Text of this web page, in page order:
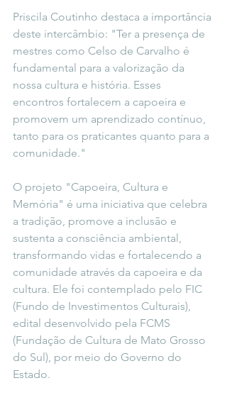
Priscila Coutinho destaca a importância
deste intercâmbio: "Ter a presença de
mestres como Celso de Carvalho é
fundamental para a valorização da
nossa cultura e história. Esses
encontros fortalecem a capoeira e
promovem um aprendizado contínuo,
tanto para os praticantes quanto para a
comunidade."
O projeto "Capoeira, Cultura e
Memória" é uma iniciativa que celebra
a tradição, promove a inclusão e
sustenta a consciência ambiental,
transformando vidas e fortalecendo a
comunidade através da capoeira e da
cultura. Ele foi contemplado pelo FIC
(Fundo de Investimentos Culturais),
edital desenvolvido pela FCMS
(Fundação de Cultura de Mato Grosso
do Sul), por meio do Governo do
Estado.